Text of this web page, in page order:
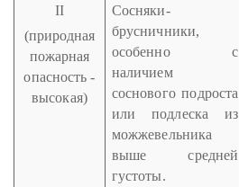
II
(природная
пожарная
опасность -
высокая)
Сосняки-
брусничники,
особенно с
наличием
соснового подроста
или подлеска из
можжевельника
выше средней
густоты.